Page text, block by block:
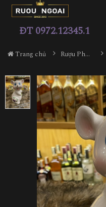
ĐT 0972.12345.1
Trang chủ Rượu Phong Thủy